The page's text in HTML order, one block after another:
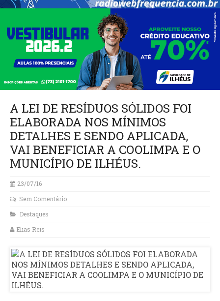
A LEI DE RESÍDUOS SÓLIDOS FOI
ELABORADA NOS MÍNIMOS
DETALHES E SENDO APLICADA,
VAI BENEFICIAR A COOLIMPA E O
MUNICÍPIO DE ILHÉUS.
23/07/16
Sem Comentário
Destaques
Elias Reis